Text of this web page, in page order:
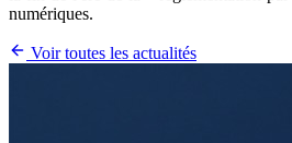
numériques.
Voir toutes les actualités